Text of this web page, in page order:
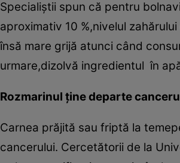
Specialiştii spun că pentru
aproximativ 10 %,nivelul
însă mare grijă atunci când
urmare,dizolvă ingredientul în
Rozmarinul ţine departe
Carnea prăjită sau friptă la
cancerului. Cercetătorii de la